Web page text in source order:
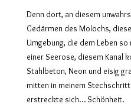
Denn dort, an diesem
Gedärmen des Molochs,
Umgebung, die dem Leben
einer Seerose, diesem Kanal
Stahlbeton, Neon und eisig
mitten in meinem
erstreckte sich… Schönheit.